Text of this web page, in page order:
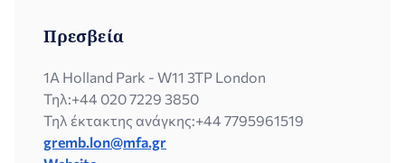
Πρεσβεία
1A Holland Park - W11 3TP London
Τηλ:+44 020 7229 3850
Τηλ έκτακτης ανάγκης:+44 7795961519
gremb.lon@mfa.gr